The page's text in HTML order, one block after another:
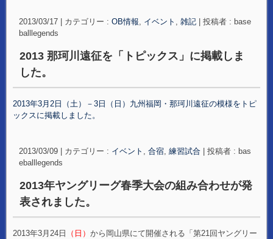
2013/03/17 カテゴリー : OB情報, イベント , 雑記
投稿者 : base
balllegends
2013 那珂川遠征を「トピックス」に掲載しま
した。
2013年3月2日（土）－3日（日）九州福岡・那珂川遠征の模様をトピ
ックスに掲載しました。
2013/03/09 カテゴリー : イベント , 合宿, 練習試合
投稿者 : bas
eballlegends
2013年ヤングリーグ春季大会の組み合わせが発
表されました。
2013年3月24日 （日） から岡山県にて開催される「第21回ヤングリー